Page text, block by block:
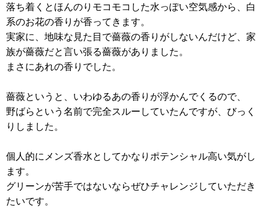
落ち着くとほんのりモコモコした水っぽい空気感から、白
系のお花の香りが香ってきます。
実家に、地味な見た目で薔薇の香りがしないんだけど、家
族が薔薇だと言い張る薔薇がありました。
まさにあれの香りでした。
薔薇というと、いわゆるあの香りが浮かんでくるので、
野ばらという名前で完全スルーしていたんですが、びっく
りしました。
個人的にメンズ香水としてかなりポテンシャル高い気がし
ます。
グリーンが苦手ではないならぜひチャレンジしていただき
たいです。